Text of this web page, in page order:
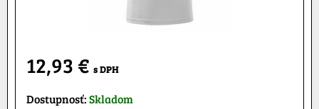
12,93 € s DPH
Dostupnosť:Skladom